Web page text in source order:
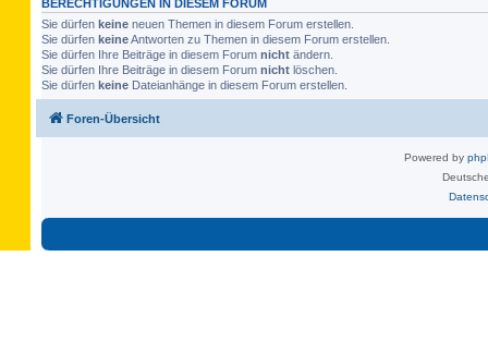
BERECHTIGUNGEN IN DIESEM FORUM
Sie dürfen keine neuen Themen in diesem Forum erstellen.
Sie dürfen keineAntworten zu Themen in diesem Forum erstellen.
Sie dürfen Ihre Beiträge in diesem Forum nicht ändern.
Sie dürfen Ihre Beiträge in diesem Forum nicht löschen.
Sie dürfen keine Dateianhänge in diesem Forum erstellen.
Foren-Übersicht
Powered by